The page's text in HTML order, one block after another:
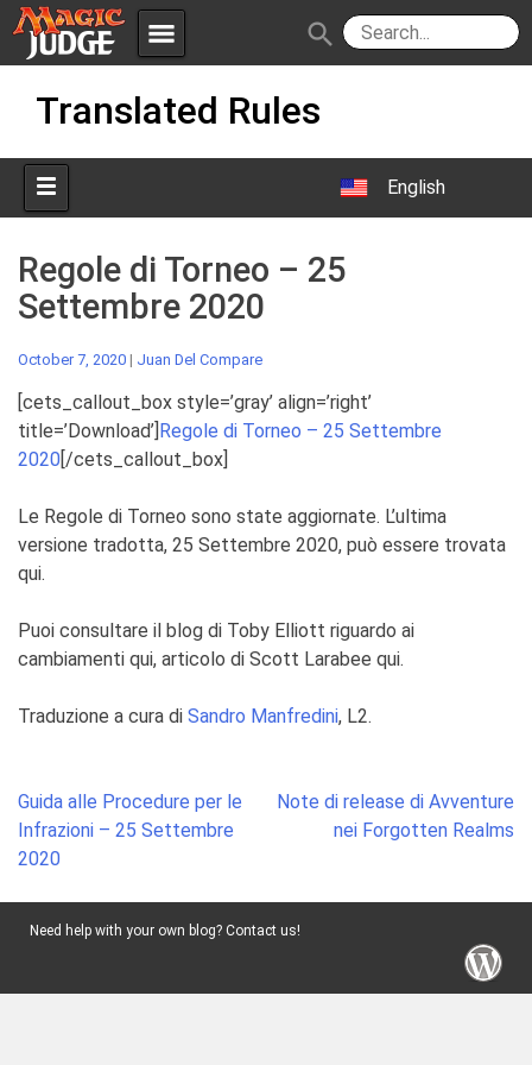
menu
JudgeApps
Forum
Judges
Policies IPG
JAR
search
Translated Rules
English
Regole di Torneo – 25
Settembre 2020
October 7, 2020 | Juan Del Compare
[cets_callout_box style=’gray’ align=’right’
title=’Download’] Regole di Torneo – 25 Settembre
2020 [/cets_callout_box]
Le Regole di Torneo sono state aggiornate. L’ultima
versione tradotta, 25 Settembre 2020, può essere trovata
qui.
Puoi consultare il blog di Toby Elliott riguardo ai
cambiamenti qui, articolo di Scott Larabee qui.
Traduzione a cura di Sandro Manfredini, L2.
Post
navigation
Guida alle Procedure per le
Infrazioni – 25 Settembre
2020
Note di release di Avventure
nei Forgotten Realms
Need help with your own blog? Contact us!